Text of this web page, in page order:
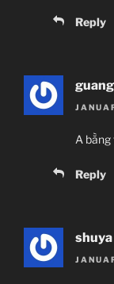
Reply
A bằng
Reply
shuya